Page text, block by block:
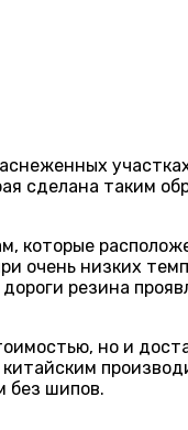
сделана таким
которые
очень низких
резина
но и
без шипов.